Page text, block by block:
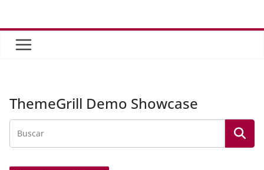
contenido
ThemeGrill Demo Showcase